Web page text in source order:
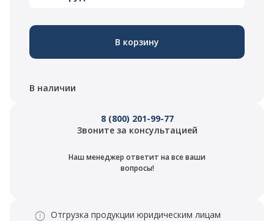
В корзину
В наличии
8 (800) 201-99-77
Звоните за консультацией
Наш менеджер ответит на все ваши
вопросы!
Отгрузка продукции юридическим лицам